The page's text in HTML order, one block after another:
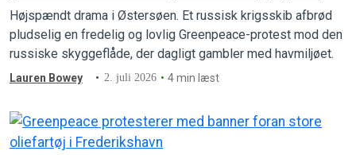
politikere i gummibådene
Højspændt drama i Østersøen. Et russisk krigsskib afbrød
pludselig en fredelig og lovlig Greenpeace-protest mod den
russiske skyggeflåde, der dagligt gambler med havmiljøet.
Lauren Bowey 2. juli 2026 4 min læst